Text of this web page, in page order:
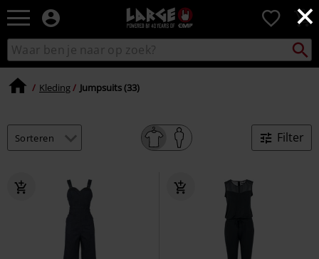
×
Large
–
Muziek-,
en
alternatieve
kleding
0
Zoek
in
zoeken
Kleding Jumpsuits (33)
Filter